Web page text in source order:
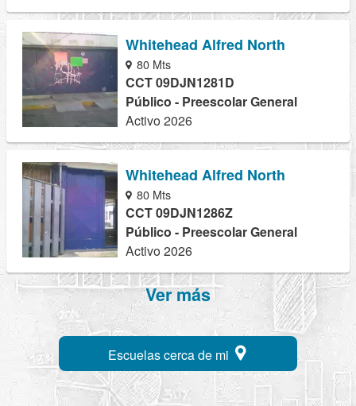
Whitehead Alfred North
80 Mts
CCT 09DJN1281D
Público - Preescolar General
Activo 2026
Whitehead Alfred North
80 Mts
CCT 09DJN1286Z
Público - Preescolar General
Activo 2026
Ver más
Escuelas cerca de mi